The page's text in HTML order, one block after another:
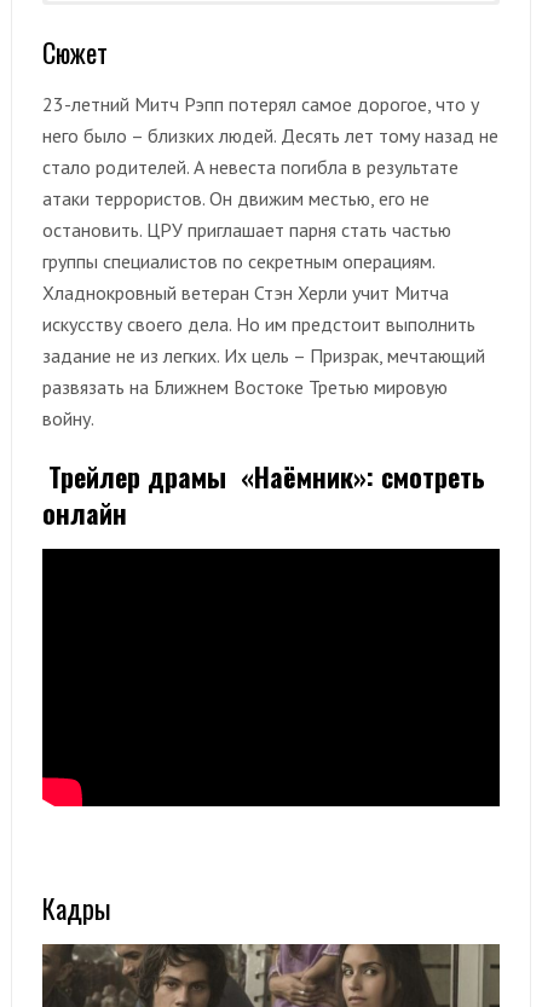
Сюжет
23-летний Митч Рэпп потерял самое дорогое, что у
него было – близких людей. Десять лет тому назад не
стало родителей. А невеста погибла в результате
атаки террористов. Он движим местью, его не
остановить. ЦРУ приглашает парня стать частью
группы специалистов по секретным операциям.
Хладнокровный ветеран Стэн Херли учит Митча
искусству своего дела. Но им предстоит выполнить
задание не из легких. Их цель – Призрак, мечтающий
развязать на Ближнем Востоке Третью мировую
войну.
Трейлер драмы «Наёмник‏»: смотреть
онлайн
Кадры